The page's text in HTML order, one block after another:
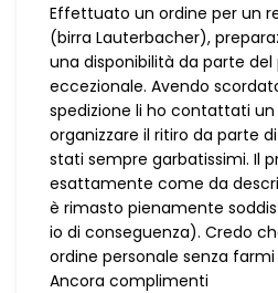
Effettuato un ordine per un
(birra Lauterbacher),
una disponibilità da parte
eccezionale. Avendo
spedizione li ho contattati
organizzare il ritiro da parte
stati sempre garbatissimi. Il
esattamente come da
è rimasto pienamente
io di conseguenza). Credo
ordine personale senza
Ancora complimenti